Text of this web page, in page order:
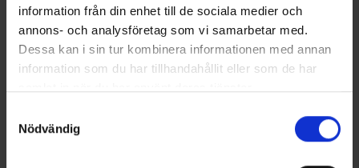
information från din enhet till de sociala medier och
annons- och analysföretag som vi samarbetar med.
Dessa kan i sin tur kombinera informationen med annan
information som du har tillhandahållit eller som de har
Nödvändig
Saatat myös tarvita